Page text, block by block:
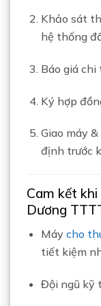
Khảo sát
hệ thống
Báo giá
Ký hợp
Giao máy
định trước
Cam kết
Dương
Máy cho
tiết kiệm
Đội ngũ kỹ